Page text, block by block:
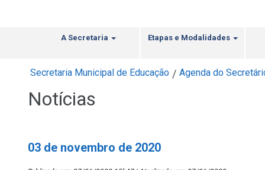
A Secretaria Etapas e Modalidades
Secretaria Municipal de Educação / Agenda do
Notícias
03 de novembro de 2020